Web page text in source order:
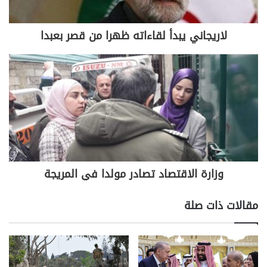
سياسياً، لا شك في ان خطاب الرئيس سعد الحريري
الجمعة الماضي في ذكرى اغتيال والده الشهيد رفيق
‏الحريري سيترك تداعياته السياسية على المرحلة المقبلة،
وربما على المدة المتبقية من عمر الولاية الرئاسية ‏للرئيس
ميشال عون التي تجاوزت نصفها، بحسم الحريري موت
التسوية الرئاسية، مع ما سيرافق المرحلة المقبلة ‏من
"مناوشات" سياسية ظهرت أولى معالمها في يوم الذكرى،
بالاشكالات المفتعلة في ساحة الشهداء، من "ابناء ‏الصف
الواحد"، في تحرك مشبوه استمر يومين ليعكر أجواء
مهرجان "بيت الوسط". والى ذلك، تتوقع أوساط
‏‏"مستقبلية" ان تتعامل السلطة مع الحريري والفريق
المعارض بنوع من التضييق بدأت نذره تظهر في غير موقع
‏وادارة، ومن المرجح ان تتضاعف كلما ازداد منسوب
المعارضة والتنسيق في هذا المجال‎.‎
‎ ‎
من جهة أخرى، بدا واضحاً ان رغبة رئيس "التيار الوطني
الحر" النائب جبران باسيل في التوجه الى المعارضة ‏لم
لاريجاني يبدأ لقاءاته ظهرا من قصر بعبدا
وزارة الاقتصاد تصادر مولدا في المريجة
مقالات ذات صلة